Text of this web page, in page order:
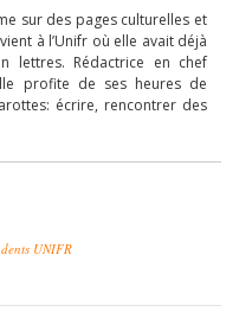
sur des pages culturelles et
à l’Unifr où elle avait déjà
lettres. Rédactrice en chef
profite de ses heures de
écrire, rencontrer des
UNIFR